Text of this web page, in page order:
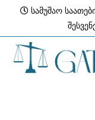
content
სამუშაო